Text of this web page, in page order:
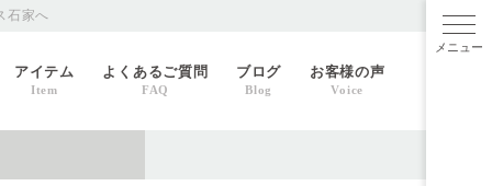
石家へ
アイテム
Item
よくあるご質問
FAQ
ブログ
Blog
お客様の声
Voice
メニ